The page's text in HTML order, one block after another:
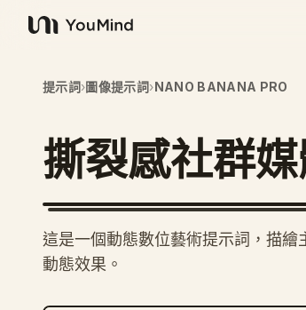
YouMind
提示詞›圖像提示詞›NANO BANANA PRO
撕裂感社群
這是一個動態數位藝術提示詞，描
動態效果。